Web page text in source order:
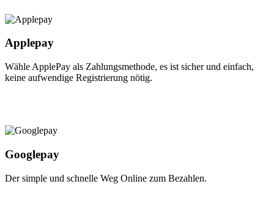
Applepay
Wähle ApplePay als Zahlungsmethode, es ist sicher und einfach,
keine aufwendige Registrierung nötig.
Googlepay
Der simple und schnelle Weg Online zum Bezahlen.